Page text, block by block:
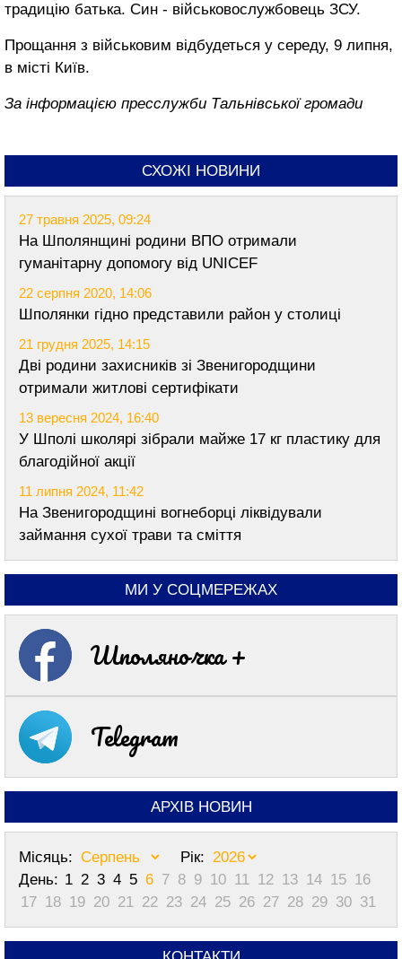
традицію батька. Син - військовослужбовець ЗСУ.
Прощання з військовим відбудеться у середу, 9 липня,
в місті Київ.
За інформацією пресслужби Тальнівської громади
СХОЖІ НОВИНИ
27 травня 2025, 09:24
На Шполянщині родини ВПО отримали
гуманітарну допомогу від UNICEF
22 серпня 2020, 14:06
Шполянки гідно представили район у столиці
21 грудня 2025, 14:15
Дві родини захисників зі Звенигородщини
отримали житлові сертифікати
13 вересня 2024, 16:40
У Шполі школярі зібрали майже 17 кг пластику для
благодійної акції
11 липня 2024, 11:42
На Звенигородщині вогнеборці ліквідували
займання сухої трави та сміття
МИ У СОЦМЕРЕЖАХ
Шполяночка +
Telegram
АРХІВ НОВИН
Місяць:
Рік:
День: 1 2 3 4 5 6 7 8 9 10 11 12 13 14 15 16
17 18 19 20 21 22 23 24 25 26 27 28 29 30 31